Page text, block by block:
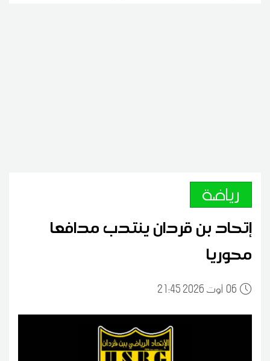
رياضة
إتحاد بن قردان ينتدب مدافعا
محوريا
0621:45 2026 أوت